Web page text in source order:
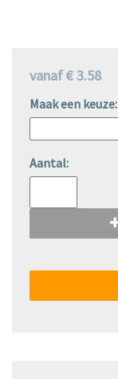
vanaf € 3.58
Maak een keuze:
Aantal: